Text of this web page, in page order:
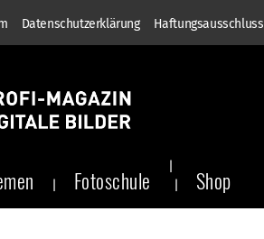
Datenschutzerklärung Haftungsausschluss
Fotoschule Shop